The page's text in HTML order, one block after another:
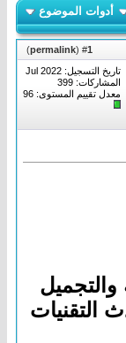
أدوات الموضوع
1
(
permalink
)
تاريخ التسجيل: Jul 2022
المشاركات: 399
معدل تقييم المستوى: 96
التقنيات